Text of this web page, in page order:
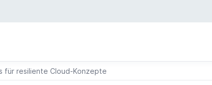
für resiliente Cloud-Konzepte